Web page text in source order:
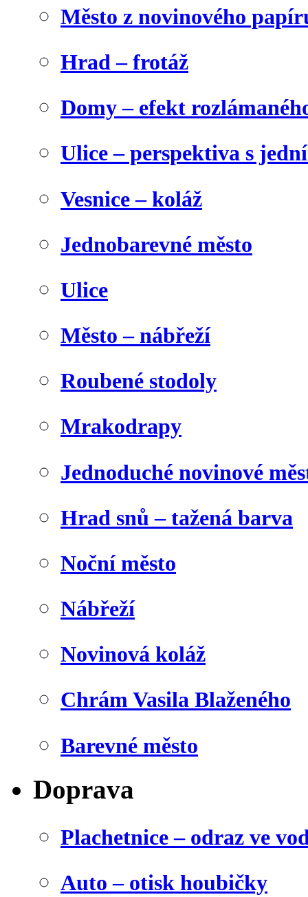
Město z novinového
Hrad – frotáž
Domy – efekt
Ulice – perspektiva s
Vesnice – koláž
Jednobarevné město
Ulice
Město – nábřeží
Roubené stodoly
Mrakodrapy
Jednoduché novinové
Hrad snů – tažená barva
Noční město
Nábřeží
Novinová koláž
Chrám Vasila Blaženého
Barevné město
Doprava
Plachetnice – odraz ve
Auto – otisk houbičky